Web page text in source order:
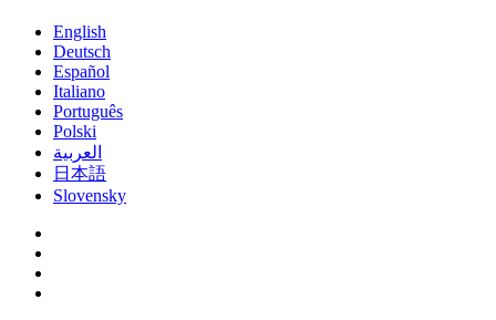
English
Deutsch
Español
Italiano
Português
Polski
العربية
日本語
Slovensky